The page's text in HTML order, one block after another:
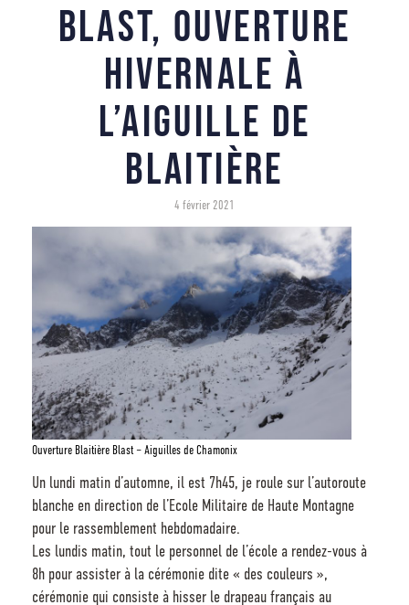
Blast, ouverture
hivernale à
l’Aiguille de
Blaitière
4 février 2021
Ouverture Blaitière Blast – Aiguilles de Chamonix
Un lundi matin d’automne, il est 7h45, je roule sur l’autoroute
blanche en direction de l’Ecole Militaire de Haute Montagne
pour le rassemblement hebdomadaire.
Les lundis matin, tout le personnel de l’école a rendez-vous à
8h pour assister à la cérémonie dite « des couleurs »,
cérémonie qui consiste à hisser le drapeau français au